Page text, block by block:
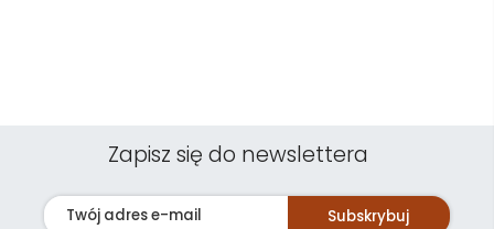
Zapisz się do newslettera
Subskrybuj